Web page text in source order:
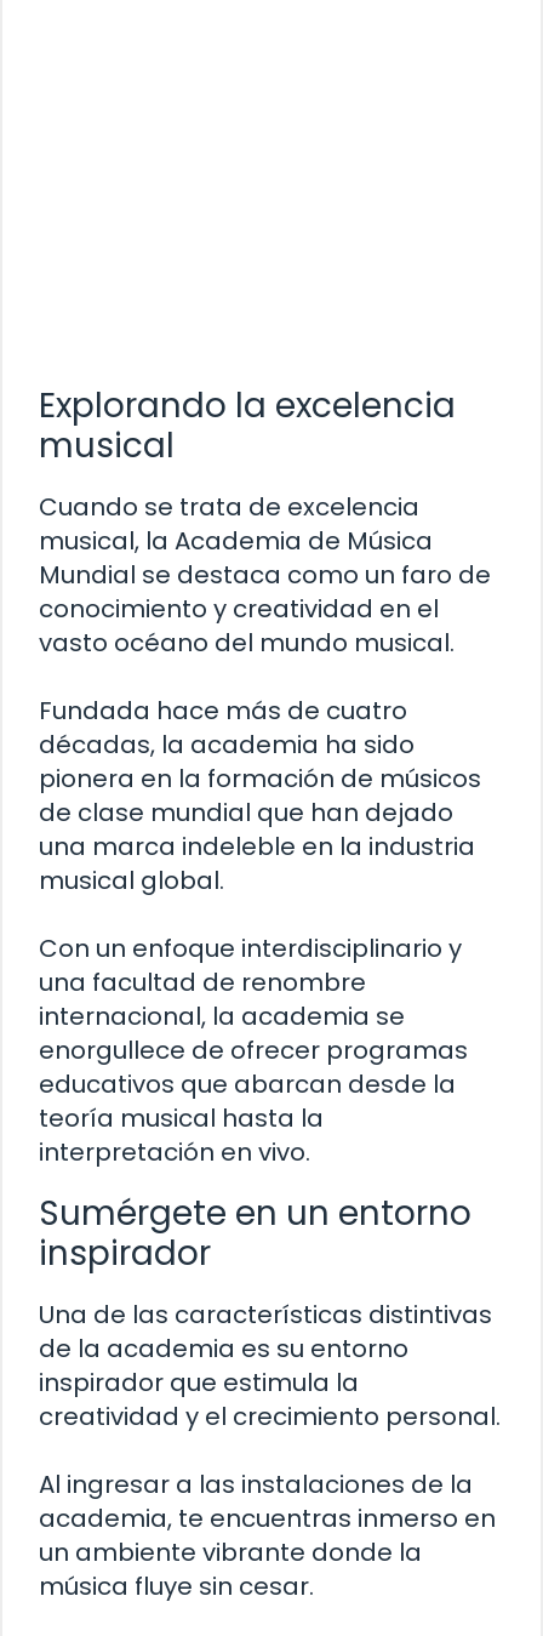
Explorando la excelencia
musical
Cuando se trata de excelencia
musical, la Academia de Música
Mundial se destaca como un faro de
conocimiento y creatividad en el
vasto océano del mundo musical.
Fundada hace más de cuatro
décadas, la academia ha sido
pionera en la formación de músicos
de clase mundial que han dejado
una marca indeleble en la industria
musical global.
Con un enfoque interdisciplinario y
una facultad de renombre
internacional, la academia se
enorgullece de ofrecer programas
educativos que abarcan desde la
teoría musical hasta la
interpretación en vivo.
Sumérgete en un entorno
inspirador
Una de las características distintivas
de la academia es su entorno
inspirador que estimula la
creatividad y el crecimiento personal.
Al ingresar a las instalaciones de la
academia, te encuentras inmerso en
un ambiente vibrante donde la
música fluye sin cesar.